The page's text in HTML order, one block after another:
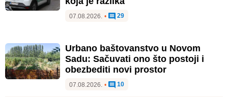
07.08.2026. • 29
Urbano baštovanstvo u Novom
Sadu: Sačuvati ono što postoji i
obezbediti novi prostor
07.08.2026. • 10